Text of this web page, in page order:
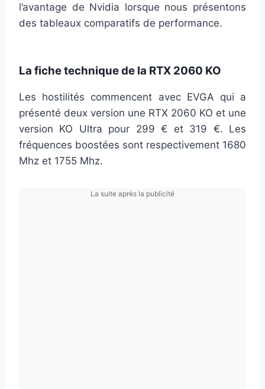
l’avantage de Nvidia lorsque nous présentons
des tableaux comparatifs de performance.
La fiche technique de la RTX 2060 KO
Les hostilités commencent avec EVGA qui a
présenté deux version une RTX 2060 KO et une
version KO Ultra pour 299 € et 319 €. Les
fréquences boostées sont respectivement 1680
Mhz et 1755 Mhz.
La suite après la publicité